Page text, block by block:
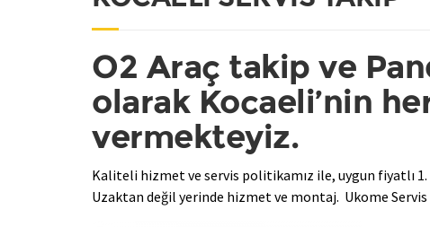
O2 Araç takip ve
olarak Kocaeli’nin
vermekteyiz.
Kaliteli hizmet ve servis politikamız ile, uygun fiyatlı
Uzaktan değil yerinde hizmet ve montaj. Ukome